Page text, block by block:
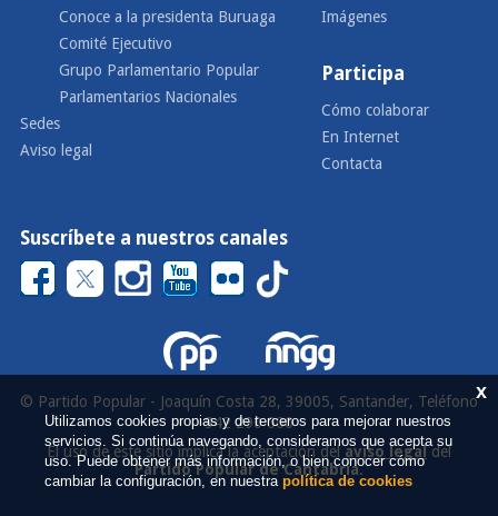
Conoce a la presidenta Buruaga
Comité Ejecutivo
Grupo Parlamentario Popular
Parlamentarios Nacionales
Sedes
Aviso legal
Imágenes
Participa
Cómo colaborar
En Internet
Contacta
Suscríbete a nuestros canales
© Partido Popular - Joaquín Costa 28, 39005, Santander, Teléfono
942 290 000
El uso de este sitio implica la aceptación delaviso legaldel
Partido Popular de Cantabria.
x
Utilizamos cookies propias y de terceros para mejorar nuestros
servicios. Si continúa navegando, consideramos que acepta su
uso. Puede obtener más información, o bien conocer cómo
cambiar la configuración, en nuestra política de cookies